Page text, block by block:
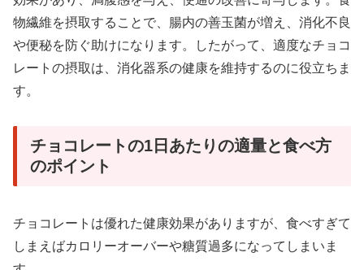
物繊維を摂取することで、腸内の善玉菌が増え、消化不良
や便秘を防ぐ助けになります。したがって、適度なチョコ
レートの摂取は、消化器系の健康を維持するのに役立ちま
す。
チョコレートの1日あたりの適量と食べ方
のポイント
チョコレートは優れた健康効果がありますが、食べすぎて
しまえばカロリーオーバーや糖質過多になってしまいま